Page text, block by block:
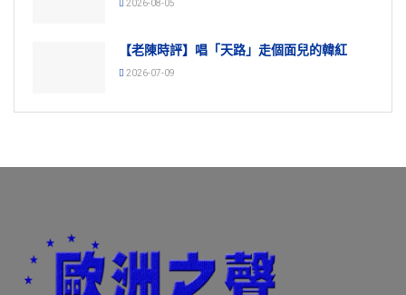
2026-08-05
【老陳時評】唱「天路」走個面兒的韓紅
2026-07-09